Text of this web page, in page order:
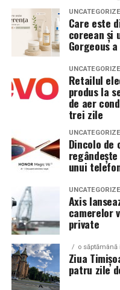
Chistectomia
mai ales pentru
recurente
Beneficiul asupra
demonstrat
Decizia se ia
ginecologul chirurg și
considerare:
ovariană curentă,
anterioare și numărul
Când intervine
infertilității?
Indicații clare pentru
Endometrioame
complicații
liniari
Conectică:
380 V
menținerea
Mobilitate:
pe teren
beneficiarului. La cerere,
suplimentare, sisteme de
distanță și conectivitate GSM.
Gama completă:
lungime container
Care este
coreean și
Gorgeous
Retailul
produs la
de aer
trei zile
Dincolo
regândește
unui
Axis
camerelor
private
o săptămână
Ziua
patru zile